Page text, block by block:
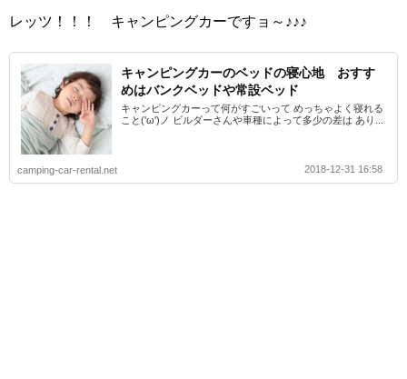
レッツ！！！ キャンピングカーですョ～♪♪♪
キャンピングカーのベッドの寝心地 おすす
めはバンクベッドや常設ベッド
キャンピングカーって何がすごいって めっちゃよく寝れる
こと('ω')ノ ビルダーさんや車種によって多少の差は あり...
camping-car-rental.net 2018-12-31 16:58